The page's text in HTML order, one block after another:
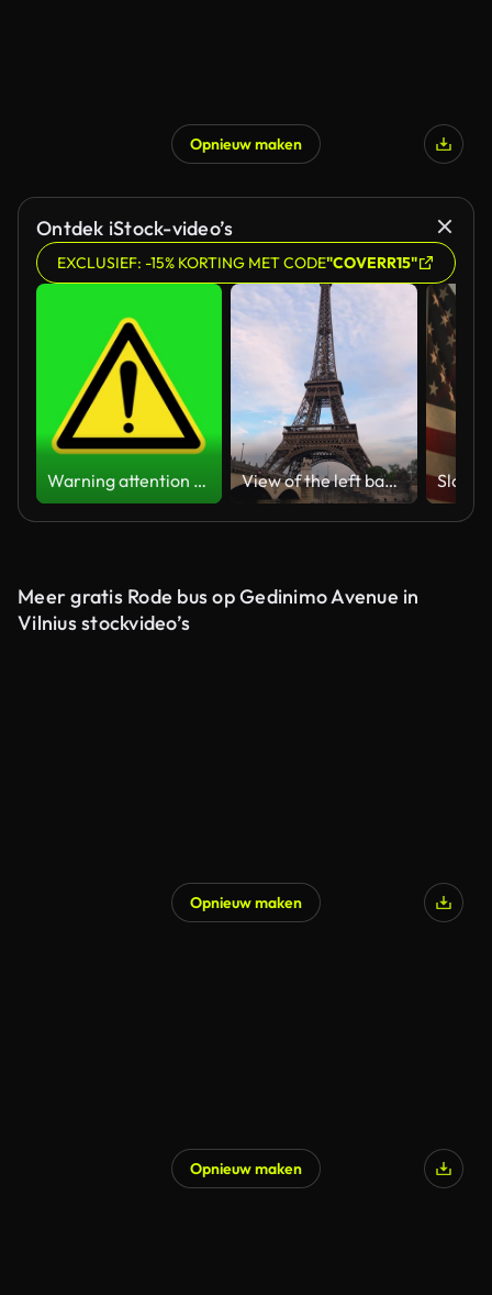
Opnieuw maken
Ontdek iStock-video’s
EXCLUSIEF: -15% KORTING MET CODE"COVERR15"
Warning attention yellow hazard message street sign 4k green screen caution animation View of the left bank of the Seine River, the Eiffel Tower, boats sailing on the river, the Quai Jacques-Chirac embankment and Pont d'Iena, Jena Bridge spanning the River Seine of Paris, France.
Meer gratis Rode bus op Gedinimo Avenue in
Vilnius stockvideo’s
Opnieuw maken
Opnieuw maken